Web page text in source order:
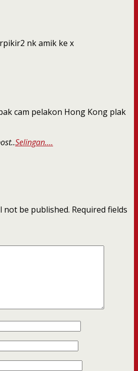
nk amik ke x
cam pelakon Hong Kong plak
Selingan….
not be published. Required fields